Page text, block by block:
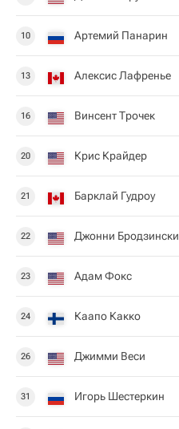
10 Артемий Панарин
13 Алексис Лафренье
16 Винсент Трочек
20 Крис Крайдер
21 Барклай Гудроу
22 Джонни Бродзински
23 Адам Фокс
24 Каапо Какко
26 Джимми Веси
31 Игорь Шестеркин